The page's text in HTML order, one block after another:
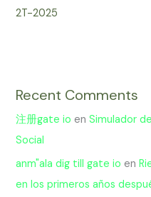
2T-2025
Recent Comments
注册gate io enSimulador
Social
anm"ala dig till gate io en
en los primeros años